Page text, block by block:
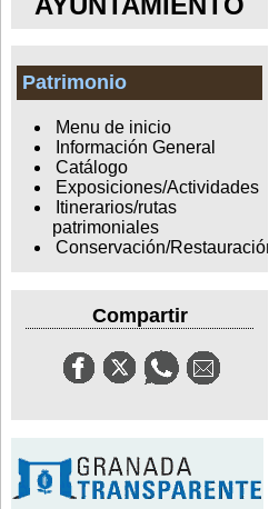
Patrimonio
Menu de inicio
Información General
Catálogo
Exposiciones/Actividades
Itinerarios/rutas
patrimoniales
Conservación/Restauración
Compartir